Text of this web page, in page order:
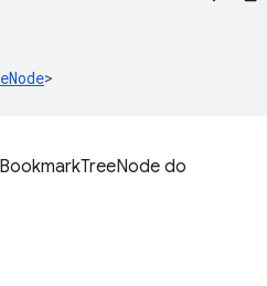
>
do